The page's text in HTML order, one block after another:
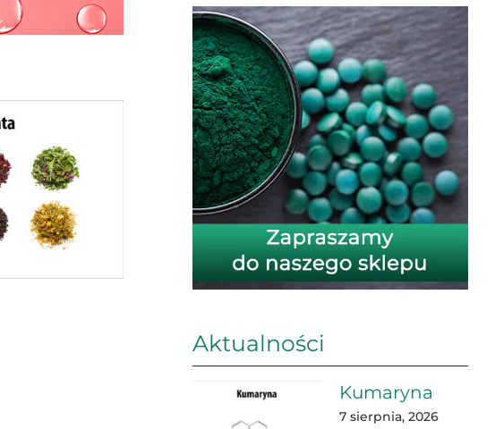
Aktualności
Kumaryna
7 sierpnia, 2026